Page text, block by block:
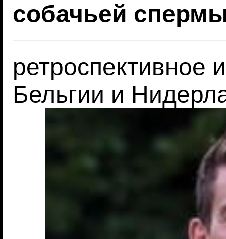
собачьей
ретроспективное
Бельгии и